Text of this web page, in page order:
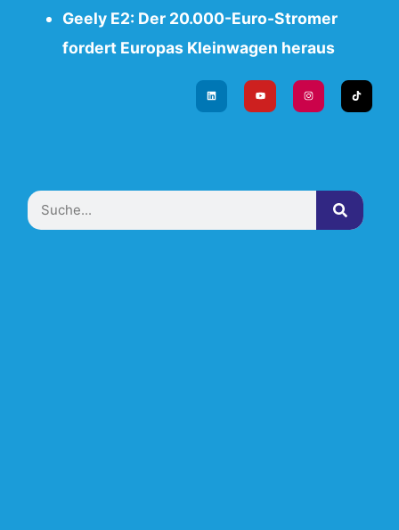
Geely E2: Der 20.000-Euro-Stromer
fordert Europas Kleinwagen heraus